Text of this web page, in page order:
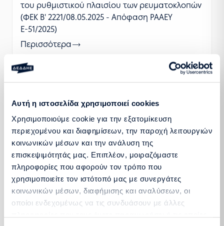
Αυτή η ιστοσελίδα χρησιμοποιεί cookies
Χρησιμοποιούμε cookie για την εξατομίκευση
περιεχομένου και διαφημίσεων, την παροχή λειτουργιών
κοινωνικών μέσων και την ανάλυση της
επισκεψιμότητάς μας. Επιπλέον, μοιραζόμαστε
πληροφορίες που αφορούν τον τρόπο που
χρησιμοποιείτε τον ιστότοπό μας με συνεργάτες
κοινωνικών μέσων, διαφήμισης και αναλύσεων, οι
οποίοι ενδεχομένως να τις συνδυάσουν με άλλες
του ρυθμιστικού πλαισίου των ρευματοκλοπών
(ΦΕΚ Β' 2221/08.05.2025 - Απόφαση ΡΑΑΕΥ
Ε-51/2025)
Περισσότερα
Τροποποιήσεις αναφορικά με την ενσωμάτωση
του άρθρου 98 του ν. 4951/2022, όπως
τροποποιήθηκε με το άρθρο 139 του ν.
5037/2023 (ΦΕΚ Β' 4843/22.08.2024 - Απόφαση
ΡΑΑΕΥ Ε-130/2024)
Περισσότερα
Τροποποίηση ενόψει της Δήλης Ημέρας